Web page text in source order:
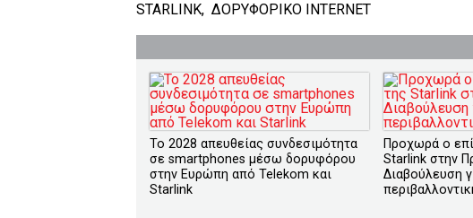
STARLINK, ΔΟΡΥΦΟΡΙΚΟ INTERNET
To 2028 απευθείας συνδεσιμότητα
σε smartphones μέσω δορυφόρου
στην Ευρώπη από Telekom και
Starlink
Προχωρά ο
Starlink στην
Διαβούλευση